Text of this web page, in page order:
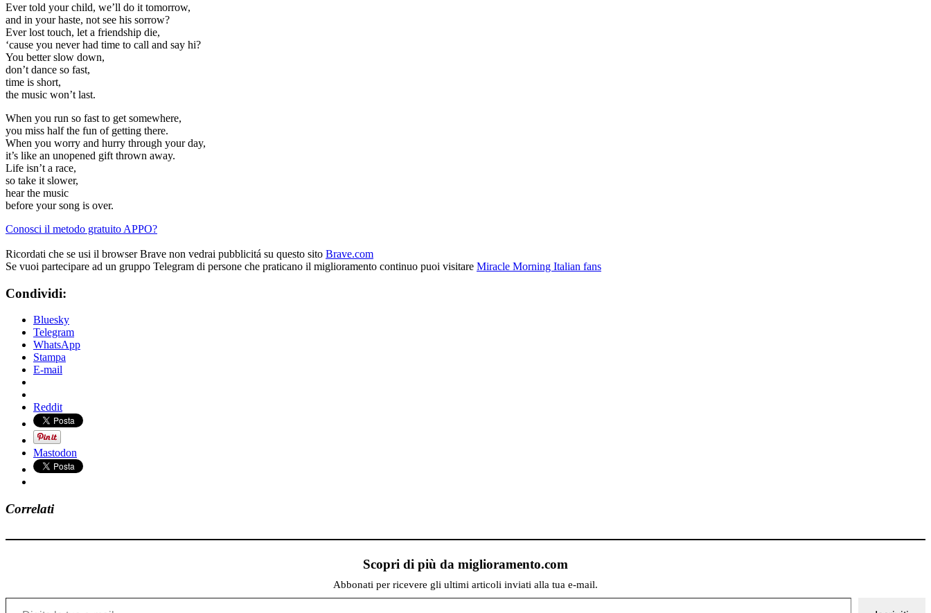
Ever told your child, we’ll do it tomorrow,
and in your haste, not see his sorrow?
Ever lost touch, let a friendship die,
‘cause you never had time to call and say hi?
You better slow down,
don’t dance so fast,
time is short,
the music won’t last.
When you run so fast to get somewhere,
you miss half the fun of getting there.
When you worry and hurry through your day,
it’s like an unopened gift thrown away.
Life isn’t a race,
so take it slower,
hear the music
before your song is over.
Conosci il metodo gratuito APPO?
Ricordati che se usi il browser Brave non vedrai pubblicitá su questo sito Brave.com
Se vuoi partecipare ad un gruppo Telegram di persone che praticano il miglioramento continuo puoi visitare Miracle Morning Italian fans
Condividi:
Bluesky
Telegram
WhatsApp
Stampa
E-mail
Reddit
Mastodon
Correlati
Scopri di più da miglioramento.com
Abbonati per ricevere gli ultimi articoli inviati alla tua e-mail.
Digita la tua e-mail...